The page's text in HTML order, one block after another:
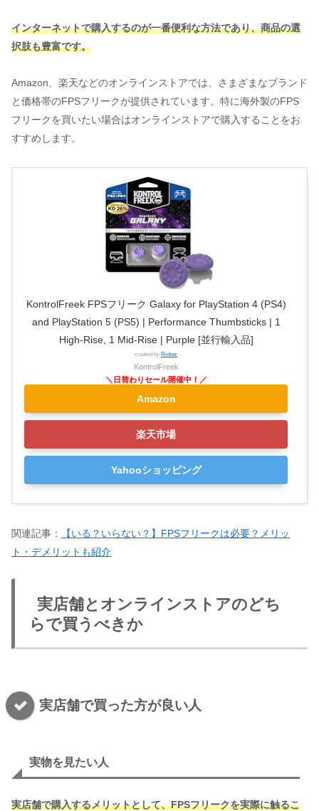
インターネットで購入するのが一番便利な方法であり、商品の選
択肢も豊富です。
Amazon、楽天などのオンラインストアでは、さまざまなブランド
と価格帯のFPSフリークが提供されています。特に海外製のFPS
フリークを買いたい場合はオンラインストアで購入することをお
すすめします。
KontrolFreek FPSフリーク Galaxy for PlayStation 4 (PS4)
and PlayStation 5 (PS5) | Performance Thumbsticks | 1
High-Rise, 1 Mid-Rise | Purple [並行輸入品]
created by Rinker
KontrolFreek
Amazon
楽天市場
Yahooショッピング
関連記事：
【いる？いらない？】FPSフリークは必要？メリッ
ト・デメリットも紹介
実店舗とオンラインストアのどち
らで買うべきか
実店舗で買った方が良い人
実物を見たい人
実店舗で購入するメリットとして、FPSフリークを実際に触るこ